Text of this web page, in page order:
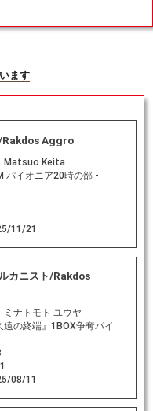
ます
Rakdos Aggro
Matsuo Keita
パイオニア20時の部 -
11/21
カニスト/Rakdos
ミナトモト ユウヤ
遠の終端』1BOX争奪パイ
08/11